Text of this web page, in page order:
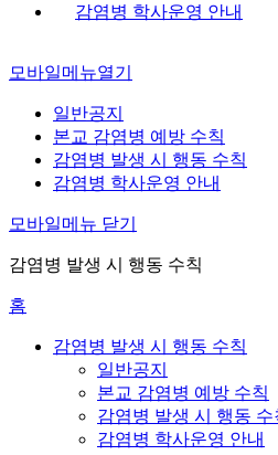
감염병 학사운영 안내
모바일메뉴열기
일반공지
본교 감염병 예방 수칙
감염병 발생 시 행동 수칙
감염병 학사운영 안내
모바일메뉴 닫기
감염병 발생 시 행동 수칙
홈
감염병 발생 시 행동 수칙
일반공지
본교 감염병 예방 수칙
감염병 발생 시 행동 수
감염병 학사운영 안내